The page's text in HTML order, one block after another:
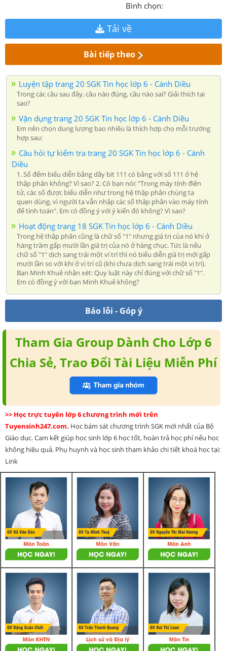
Bình chọn:
Tải về
Bài tiếp theo
Luyện tập trang 20 SGK Tin học lớp 6 - Cánh Diều
Trong các câu sau đây, câu nào đúng, câu nào sai? Giải thích tại
sao?
Vận dụng trang 20 SGK Tin học lớp 6 - Cánh Diều
Em nên chọn dung lượng bao nhiêu là thích hợp cho mỗi trường
hợp sau:
Câu hỏi tự kiểm tra trang 20 SGK Tin học lớp 6 - Cánh
Diều
1. Số đếm biểu diễn bằng dãy bit 111 có bằng với số 111 ở hệ
thập phân không? Vì sao? 2. Có bạn nói: "Trong máy tính điện
tử, các số được biểu diễn như trong hệ thập phân chúng ta
quen dùng, vì người ta vẫn nhập các số thập phân vào máy tính
để tính toán". Em có đồng ý với ý kiến đó không? Vì sao?
Hoạt động trang 18 SGK Tin học lớp 6 - Cánh Diều
Trong hệ thập phân cũng là chữ số "1" nhưng giá trị của nó khi ở
hàng trăm gấp mười lần giá trị của nó ở hàng chục. Tức là nếu
chữ số "1" dịch sang trái một ví trí thì nó biểu diễn giá trị mới gấp
mười lần so với khi ở vị trí cũ (khi chưa dịch sang trái một vị trí).
Bạn Minh Khuê nhận xét: Quy luật này chỉ đúng với chữ số "1".
Em có đồng ý với bạn Minh Khuê không?
Báo lỗi - Góp ý
Tham Gia Group Dành Cho Lớp 6
Chia Sẻ, Trao Đổi Tài Liệu Miễn Phí
>> Học trực tuyến lớp 6 chương trình mới trên
Tuyensinh247.com. Học bám sát chương trình SGK mới nhất của Bộ
Giáo dục. Cam kết giúp học sinh lớp 6 học tốt, hoàn trả học phí nếu học
không hiệu quả. Phụ huynh và học sinh tham khảo chi tiết khoá học tại:
Link